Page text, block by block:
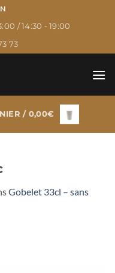
/ 14:30 - 19:00
73
/ 0,00€
Gobelet 33cl – sans